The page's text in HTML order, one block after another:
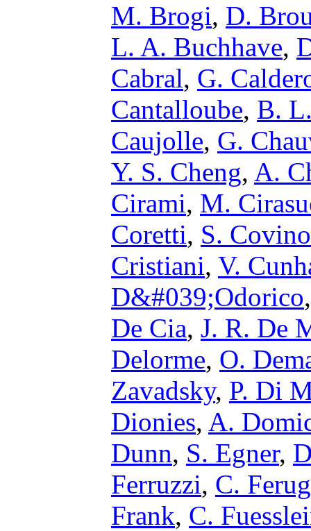
M. Brogi, D.
L. A. Buchhave,
Cabral, G.
Cantalloube, B.
Caujolle, G.
Y. S. Cheng, A.
Cirami, M.
Coretti, S. Covino
Cristiani, V.
D&#039;Odorico
De Cia, J. R. De
Delorme, O.
Zavadsky, P. Di
Dionies, A.
Dunn, S. Egner,
Ferruzzi, C.
Frank, C.